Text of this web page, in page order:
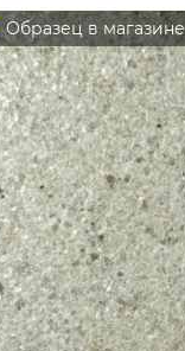
Образец в магазине